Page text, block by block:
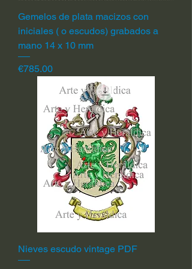
Gemelos de plata macizos con
iniciales ( o escudos) grabados a
mano 14 x 10 mm
Price
€785.00
Nieves escudo vintage PDF